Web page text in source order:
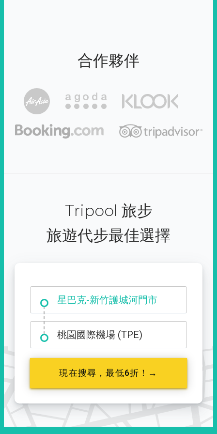
合作夥伴
Tripool 旅步
旅遊代步最佳選擇
星巴克-新竹護城河門市
大霸尖山登山口
桃園國際機場 (TPE)
現在搜尋，最低6折！→